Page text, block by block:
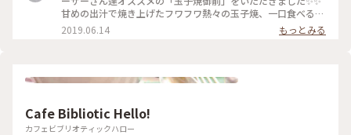
膳 #名店 #小町通り #裏 #過去
甘めの出汁で焼き上げたフワフワ熱々の玉子焼、一口食べると
旨味がジュワーッと広がります😆 この味は絶対家で再現でき
ない美味しさです🌟 ・ ちなみに、ご飯の上の昆布もいいお
倉 #小町通り
2019.06.14 もっとみる
Cafe Bibliotic Hello!
カフェビブリオティックハロー